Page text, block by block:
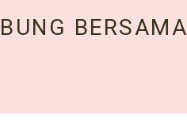
BERSAMA